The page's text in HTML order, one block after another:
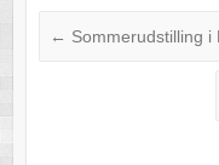
← Sommerudstilling i